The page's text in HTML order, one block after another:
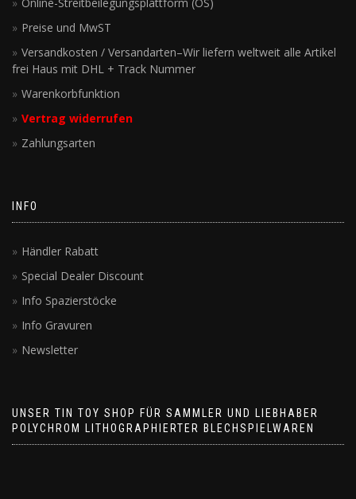
Preise und MwST
Versandkosten / Versandarten–Wir liefern weltweit alle Artikel
frei Haus mit DHL + Track Nummer
Warenkorbfunktion
Vertrag widerrufen
Zahlungsarten
INFO
Händler Rabatt
Special Dealer Discount
Info Spazierstöcke
Info Gravuren
Newsletter
UNSER TIN TOY SHOP FÜR SAMMLER UND LIEBHABER
POLYCHROM LITHOGRAPHIERTER BLECHSPIELWAREN